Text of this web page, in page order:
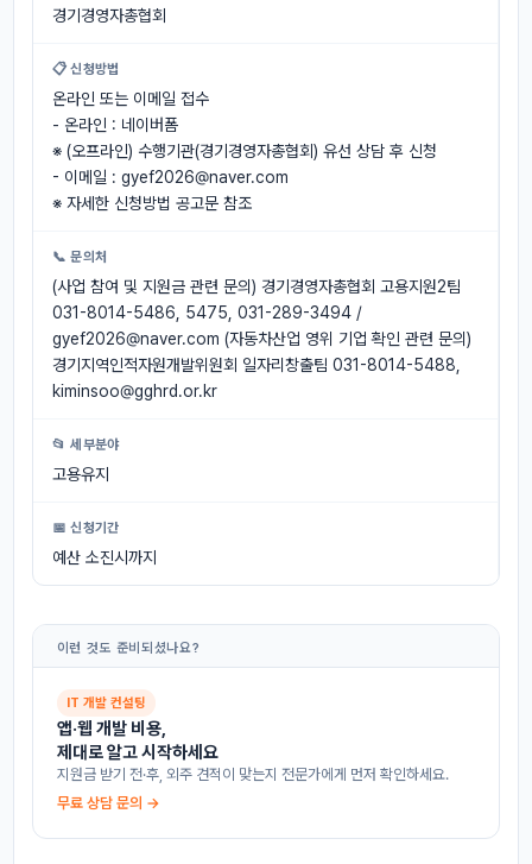
경기경영자총협회
📋 신청방법
온라인 또는 이메일 접수
- 온라인 : 네이버폼
※ (오프라인) 수행기관(경기경영자총협회) 유선 상담 후 신청
- 이메일 : gyef2026@naver.com
※ 자세한 신청방법 공고문 참조
📞 문의처
(사업 참여 및 지원금 관련 문의) 경기경영자총협회 고용지원2팀
031-8014-5486, 5475, 031-289-3494 /
gyef2026@naver.com (자동차산업 영위 기업 확인 관련 문의)
경기지역인적자원개발위원회 일자리창출팀 031-8014-5488,
kiminsoo@gghrd.or.kr
📂 세부분야
고용유지
📅 신청기간
예산 소진시까지
이런 것도 준비되셨나요?
IT 개발 컨설팅
앱·웹 개발 비용,
제대로 알고 시작하세요
지원금 받기 전·후, 외주 견적이 맞는지 전문가에게 먼저 확인하세요.
무료 상담 문의 →